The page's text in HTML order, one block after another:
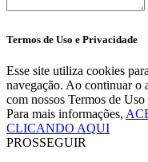
Termos de Uso e Privacidade
Esse site utiliza cookies
navegação. Ao continuar o
com nossos Termos de
Para mais informações,
CLICANDO AQUI
PROSSEGUIR